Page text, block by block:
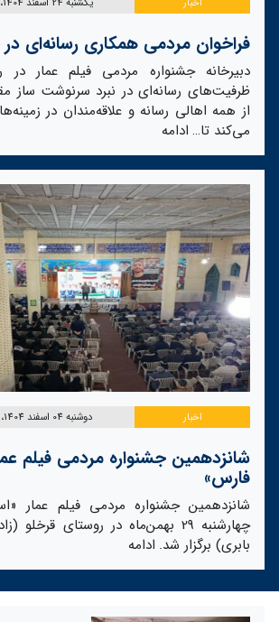
فراخوان مردمی همکاری رسانه‌ای
دبیرخانه جشنواره مردمی فیلم عمار در
ظرفیت‌های رسانه‌ای در نبرد سرنوشت ساز
از همه اهالی رسانه و علاقه‌مندان در
می‌کند تا… ادامه
اخبار دوشنبه 04 اسفند 1404، ساعت 13:42
شانزدهمین جشنواره مردمی فیلم
فارس»
شانزدهمین جشنواره مردمی فیلم عمار
چهارشنبه 29 بهمن‌ماه در روستای
بابری) برگزار شد. ادامه